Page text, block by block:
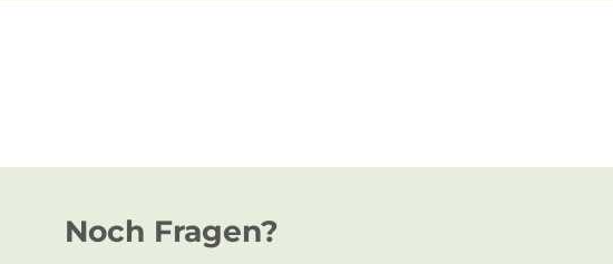
Noch Fragen?